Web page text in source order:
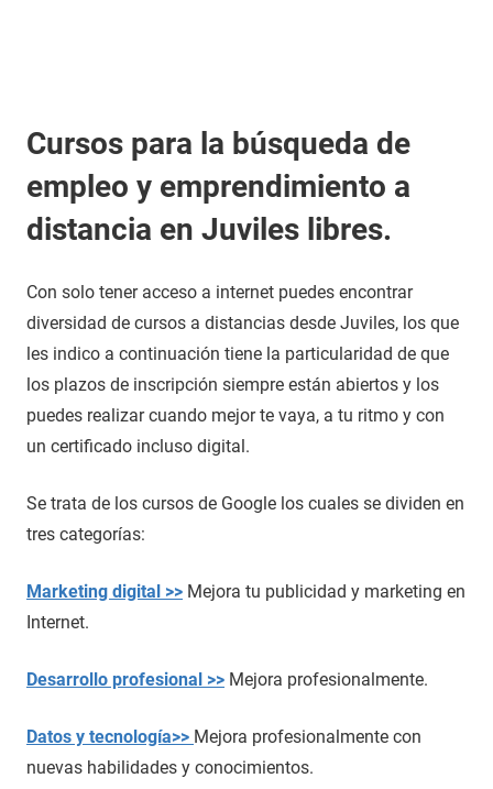
Cursos para la búsqueda de
empleo y emprendimiento a
distancia en Juviles libres.
Con solo tener acceso a internet puedes encontrar
diversidad de cursos a distancias desde Juviles, los que
les indico a continuación tiene la particularidad de que
los plazos de inscripción siempre están abiertos y los
puedes realizar cuando mejor te vaya, a tu ritmo y con
un certificado incluso digital.
Se trata de los cursos de Google los cuales se dividen en
tres categorías:
Marketing digital >> Mejora tu publicidad y marketing en
Internet.
Desarrollo profesional >> Mejora profesionalmente.
Datos y tecnología>> Mejora profesionalmente con
nuevas habilidades y conocimientos.